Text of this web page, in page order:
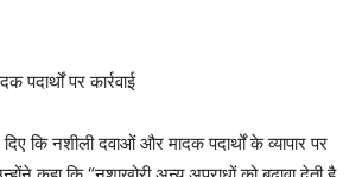
पर कार्रवाई
कि नशीली दवाओं और मादक पदार्थों के व्यापार पर